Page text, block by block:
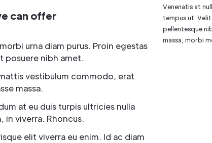
can offer
urna diam purus. Proin egestas
posuere nibh amet.
vestibulum commodo, erat
massa.
at eu duis turpis ultricies nulla
in viverra. Rhoncus.
elit viverra eu enim. Id ac diam
Venenatis at
tempus ut.
pellentesque
massa, morbi